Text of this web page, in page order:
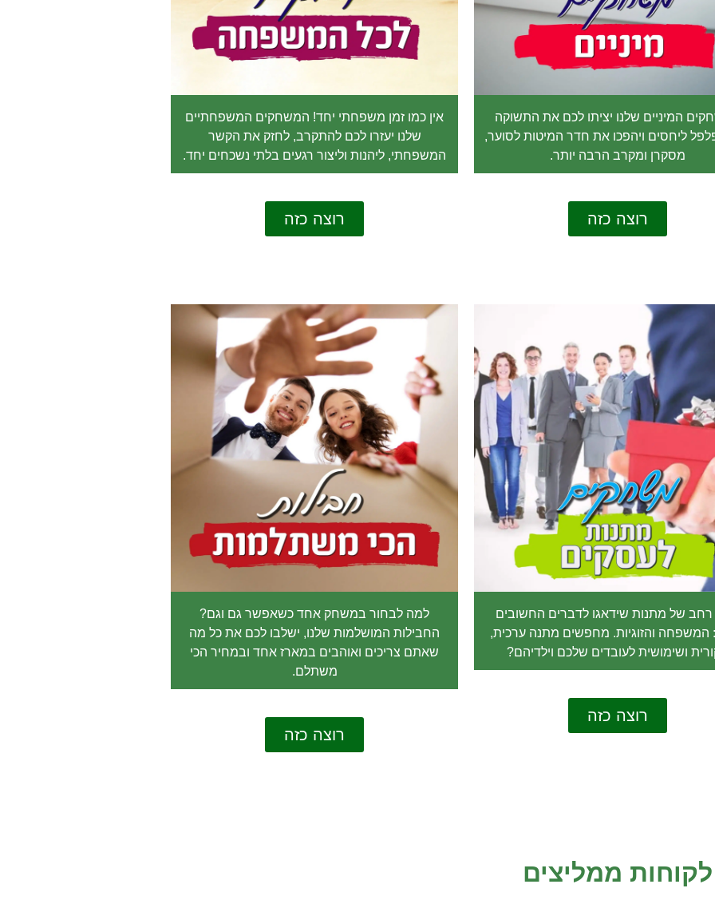
המיניים שלנו יציתו לכם את התשוקה
פלפל ליחסים ויהפכו את חדר המיטות לסוער,
מסקרן ומקרב הרבה יותר.
רוצה כזה
אין כמו זמן משפחתי יחד! המשחקים המשפחתיים
שלנו יעזרו לכם להתקרב, לחזק את הקשר
המשפחתי, ליהנות וליצור רגעים בלתי נשכחים יחד.
רוצה כזה
רחב של מתנות שידאגו לדברים החשובים
המשפחה והזוגיות. מחפשים מתנה ערכית,
ושימושית לעובדים שלכם וילדיהם?
רוצה כזה
למה לבחור במשחק אחד כשאפשר גם וגם?
החבילות המושלמות שלנו, ישלבו לכם את כל מה
שאתם צריכים ואוהבים במארז אחד ובמחיר הכי
משתלם.
רוצה כזה
לקוחות ממליצים